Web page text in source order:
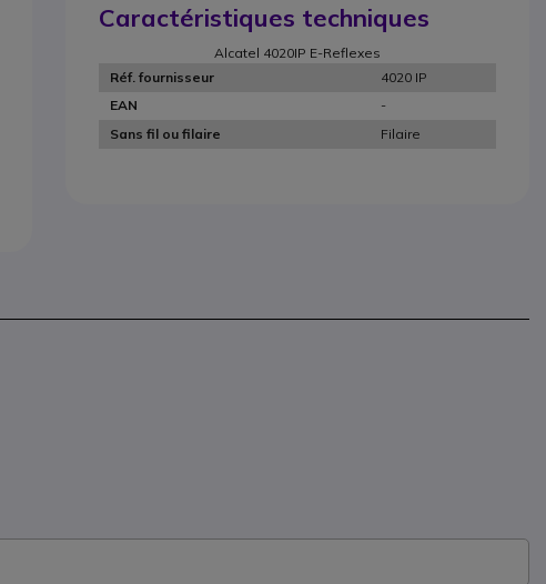
Caractéristiques techniques
Alcatel 4020IP E-Reflexes
Réf. fournisseur
4020 IP
EAN
-
Sans fil ou filaire
Filaire